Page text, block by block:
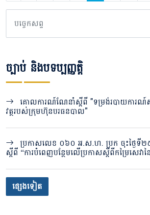
ច្បាប់ និងបទប្បញ្ញត្តិ
វត្ថុរបស់ក្រុមហ៊ុនបរធនបាល"
ស្ដីពី “ការបំពេញបន្ថែមលើប្រកាសស្តីពីកម្រៃសេវាន
កិច្ច ចំពោះសេវារក្សាសុវត្ថិភាព ឬសេវារក្សាទុកសម្រ
ផ្សេងទៀត